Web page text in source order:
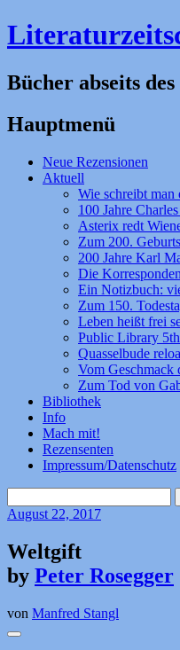
Bücher abseits
Hauptmenü
Zum
Inhalt
Neue Rezensionen
Aktuell
Wie schreibt man
100 Jahre
Asterix redt
Zum 200.
200 Jahre Karl
Die
Ein Notizbuch:
Zum 150.
Leben heißt frei
Public Library
Quasselbude
Vom Geschmack
Zum Tod von
Bibliothek
Info
Mach mit!
Rezensenten
Impressum/Datenschutz
nach:
August 22, 2017
Weltgift
by Peter Rosegger
von Manfred Stangl